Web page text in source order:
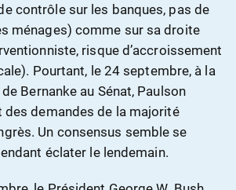
contrôle sur les banques, pas de
ménages) comme sur sa droite
risque d’accroissement
Pourtant, le 24 septembre, à la
Bernanke au Sénat, Paulson
des demandes de la majorité
Un consensus semble se
éclater le lendemain.